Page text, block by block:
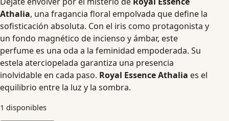
Athalia, una fragancia floral empolvada que define la
sofisticación absoluta. Con el iris como protagonista y
un fondo magnético de incienso y ámbar, este
perfume es una oda a la feminidad empoderada. Su
estela aterciopelada garantiza una presencia
inolvidable en cada paso. Royal Essence Athalia es el
equilibrio entre la luz y la sombra.
1 disponibles